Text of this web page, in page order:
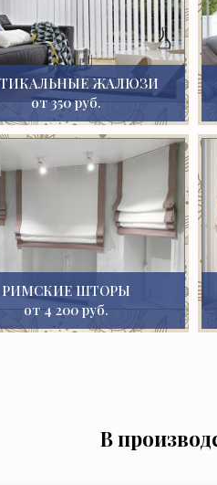
ЖАЛЮЗИ
от 350 руб.
РИМСКИЕ ШТОРЫ
от 4 200 руб.
В